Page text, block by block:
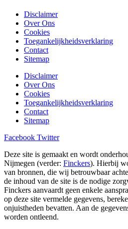
Disclaimer
Over Ons
Cookies
Toegankelijkheidsverklaring
Contact
Sitemap
Disclaimer
Over Ons
Cookies
Toegankelijkheidsverklaring
Contact
Sitemap
Facebook Twitter
Deze site is gemaakt en wordt
Nijmegen (verder: Finckers). Hierbij
van bronnen, die wij betrouwbaar
de inhoud van de site is de nodige
Finckers aanvaardt geen enkele
op deze site vermelde gegevens,
onjuistheden bevatten. Aan de
worden ontleend.